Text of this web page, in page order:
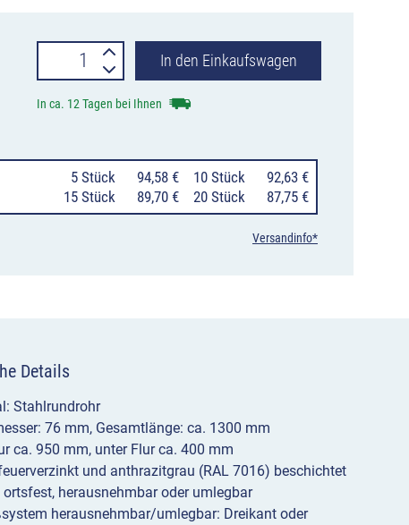
Stilpoller
Serie
aus
Stahlrundrohr
Ø
3
Bauarten
Menge
In den Einkaufswagen
In ca. 12 Tagen bei Ihnen
5 Stück 94,58 € 10 Stück
92,63 €
15 Stück
89,70 € 20 Stück 87,75 €
Versandinfo*
Details
Stahlrundrohr
76 mm, Gesamtlänge: ca. 1300 mm
ca. 950 mm, unter Flur ca. 400 mm
und anthrazitgrau (RAL 7016) beschichtet
ortsfest, herausnehmbar oder umlegbar
herausnehmbar/umlegbar: Dreikant oder